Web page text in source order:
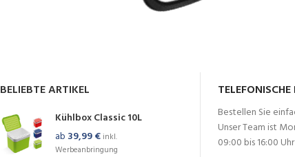
BELIEBTE ARTIKEL
Kühlbox Classic 10L
ab 39,99€ inkl.
Werbeanbringung
Bestellen Sie
Unser Team ist
09:00 bis 16:00